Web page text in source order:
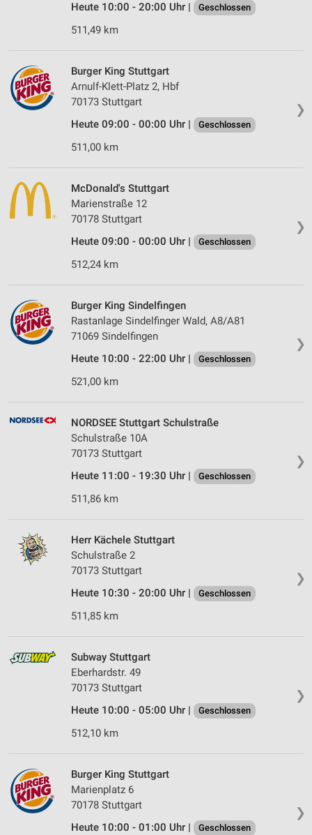
Heute 10:00 - 20:00 Uhr |
Geschlossen
511,49 km
❯
Burger King Stuttgart
Arnulf-Klett-Platz 2, Hbf
70173 Stuttgart
Heute 09:00 - 00:00 Uhr |
Geschlossen
511,00 km
❯
McDonald's Stuttgart
Marienstraße 12
70178 Stuttgart
Heute 09:00 - 00:00 Uhr |
Geschlossen
512,24 km
❯
Burger King Sindelfingen
Rastanlage Sindelfinger Wald, A8/A81
71069 Sindelfingen
Heute 10:00 - 22:00 Uhr |
Geschlossen
521,00 km
❯
NORDSEE Stuttgart Schulstraße
Schulstraße 10A
70173 Stuttgart
Heute 11:00 - 19:30 Uhr |
Geschlossen
511,86 km
❯
Herr Kächele Stuttgart
Schulstraße 2
70173 Stuttgart
Heute 10:30 - 20:00 Uhr |
Geschlossen
511,85 km
❯
Subway Stuttgart
Eberhardstr. 49
70173 Stuttgart
Heute 10:00 - 05:00 Uhr |
Geschlossen
512,10 km
❯
Burger King Stuttgart
Marienplatz 6
70178 Stuttgart
Heute 10:00 - 01:00 Uhr |
Geschlossen